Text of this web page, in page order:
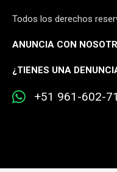
Todos los derechos
ANUNCIA CON
¿TIENES UNA
+51 961-602-